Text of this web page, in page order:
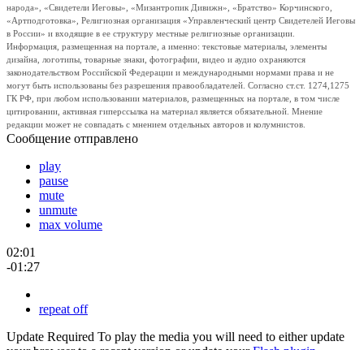
народа», «Свидетели Иеговы», «Мизантропик Дивижн», «Братство» Корчинского,
«Артподготовка», Религиозная организация «Управленческий центр Свидетелей Иеговы
в России» и входящие в ее структуру местные религиозные организации.
Информация, размещенная на портале, а именно: текстовые материалы, элементы
дизайна, логотипы, товарные знаки, фотографии, видео и аудио охраняются
законодательством Российской Федерации и международными нормами права и не
могут быть использованы без разрешения правообладателей. Согласно ст.ст. 1274,1275
ГК РФ, при любом использовании материалов, размещенных на портале, в том числе
цитировании, активная гиперссылка на материал является обязательной. Мнение
редакции может не совпадать с мнением отдельных авторов и колумнистов.
Сообщение отправлено
play
pause
mute
unmute
max volume
02:01
-01:27
repeat off
Update Required To play the media you will need to either update